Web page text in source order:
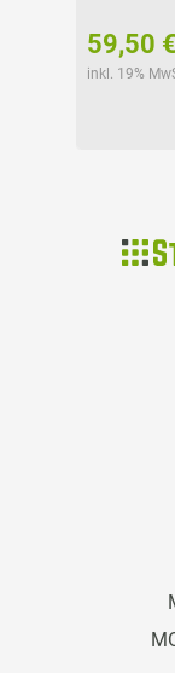
59,50 €
inkl. 19%